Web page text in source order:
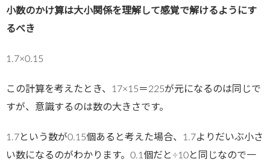
小数のかけ算は大小関係を理解して感覚で解けるようにす
るべき
1.7×0.15
この計算を考えたとき、17×15＝225が元になるのは同じで
すが、意識するのは数の大きさです。
1.7という数が0.15個あると考えた場合、1.7よりだいぶ小さ
い数になるのがわかります。0.1個だと÷10と同じなので一